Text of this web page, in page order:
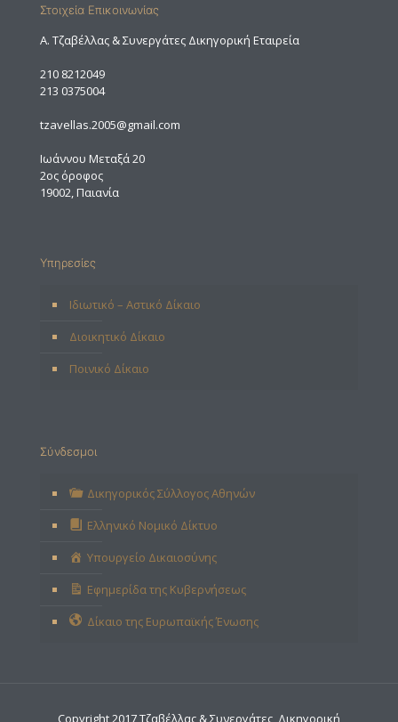
Στοιχεία Επικοινωνίας
A. Τζαβέλλας & Συνεργάτες Δικηγορική Εταιρεία
210 8212049
213 0375004
tzavellas.2005@gmail.com
Ιωάννου Μεταξά 20
2ος όροφος
19002, Παιανία
Υπηρεσίες
Ιδιωτικό – Αστικό Δίκαιο
Διοικητικό Δίκαιο
Ποινικό Δίκαιο
Σύνδεσμοι
Δικηγορικός Σύλλογος Αθηνών
Ελληνικό Νομικό Δίκτυο
Υπουργείο Δικαιοσύνης
Εφημερίδα της Κυβερνήσεως
Δίκαιο της Ευρωπαϊκής Ένωσης
Copyright 2017 Τζαβέλλας & Συνεργάτες, Δικηγορική